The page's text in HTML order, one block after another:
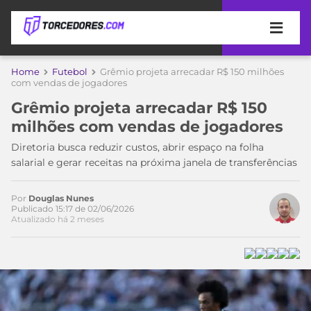
APOSTAS
DE
APOSTA
MELHORES
SITES
DE
APOSTAS
2026
PROMOCIONAL
BETBOOM
COPA
DO
MUNDO
TIMES
MEU
PALMEIRAS
CAMPEONATOS
BRASILEIRÃO
SÉRIE
MÍDIA
ESPORTIVA
Home Futebol
Grêmio projeta arrecadar R$ 150 milhões
com vendas de jogadores
Grêmio projeta arrecadar R$ 150
milhões com vendas de jogadores
Diretoria busca reduzir custos, abrir espaço na folha
salarial e gerar receitas na próxima janela de transferências
Por Douglas Nunes
Publicado 15:17 de 02/06/2026
Atualizado há 2 meses